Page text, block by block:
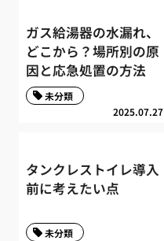
ガス給湯器の水漏れ、
どこから？場所別の原
因と応急処置の方法
2025.07.27
未分類
タンクレストイレ導入
前に考えたい点
未分類